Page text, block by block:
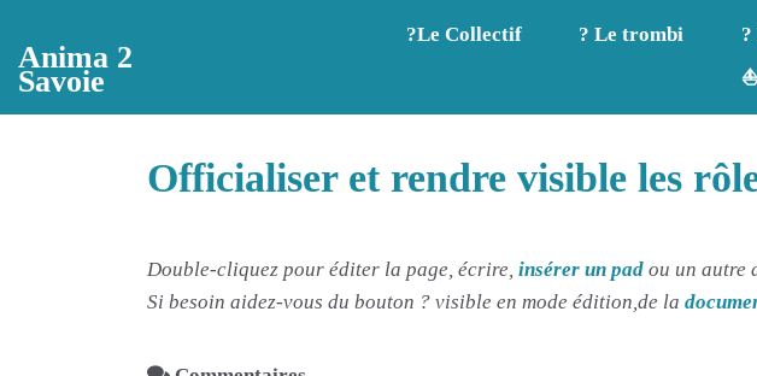
Anima 2
Savoie
?️Le Collectif ? Le trombi
Officialiser et rendre visible les
Double-cliquez pour éditer la page, écrire, insérer un pad ou un autre
Si besoin aidez-vous du bouton ? visible en mode édition,de la